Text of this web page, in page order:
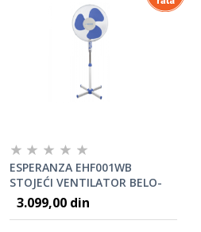
ESPERANZA EHF001WB
STOJEĆI VENTILATOR BELO-
PLAVI
3.099,00 din